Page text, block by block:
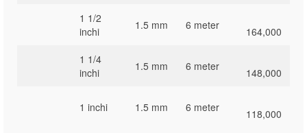
1 1/2
inchi
1.5 mm 6 meter
164,000
1 1/4
inchi
1.5 mm 6 meter 148,000
1 inchi 1.5 mm 6 meter
118,000